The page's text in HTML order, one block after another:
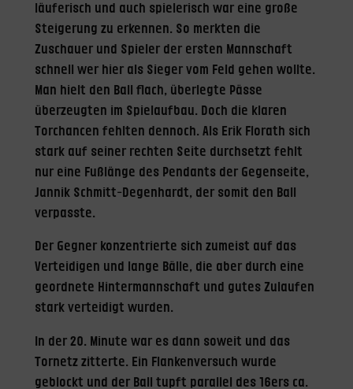
läuferisch und auch spielerisch war eine große
Steigerung zu erkennen. So merkten die
Zuschauer und Spieler der ersten Mannschaft
schnell wer hier als Sieger vom Feld gehen wollte.
Man hielt den Ball flach, überlegte Pässe
überzeugten im Spielaufbau. Doch die klaren
Torchancen fehlten dennoch. Als Erik Florath sich
stark auf seiner rechten Seite durchsetzt fehlt
nur eine Fußlänge des Pendants der Gegenseite,
Jannik Schmitt-Degenhardt, der somit den Ball
verpasste.
Der Gegner konzentrierte sich zumeist auf das
Verteidigen und lange Bälle, die aber durch eine
geordnete Hintermannschaft und gutes Zulaufen
stark verteidigt wurden.
In der 20. Minute war es dann soweit und das
Tornetz zitterte. Ein Flankenversuch wurde
geblockt und der Ball tupft parallel des 16ers ca.